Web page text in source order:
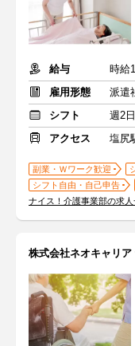
給与
時給
雇用形態
派遣
シフト
週2
アクセス
塩尻
副業・Ｗワーク歓迎
シフト自由・自己申告
ナイス！介護事業部の求
株式会社ネオキャリ